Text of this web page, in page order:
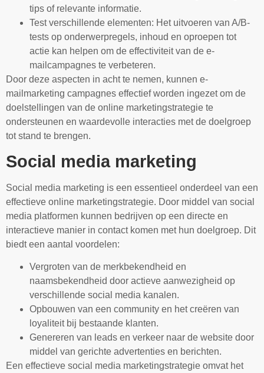
tips of relevante informatie.
Test verschillende elementen: Het uitvoeren van A/B-
tests op onderwerpregels, inhoud en oproepen tot
actie kan helpen om de effectiviteit van de e-
mailcampagnes te verbeteren.
Door deze aspecten in acht te nemen, kunnen e-
mailmarketing campagnes effectief worden ingezet om de
doelstellingen van de online marketingstrategie te
ondersteunen en waardevolle interacties met de doelgroep
tot stand te brengen.
Social media marketing
Social media marketing is een essentieel onderdeel van een
effectieve online marketingstrategie. Door middel van social
media platformen kunnen bedrijven op een directe en
interactieve manier in contact komen met hun doelgroep. Dit
biedt een aantal voordelen:
Vergroten van de merkbekendheid en
naamsbekendheid door actieve aanwezigheid op
verschillende social media kanalen.
Opbouwen van een community en het creëren van
loyaliteit bij bestaande klanten.
Genereren van leads en verkeer naar de website door
middel van gerichte advertenties en berichten.
Een effectieve social media marketingstrategie omvat het